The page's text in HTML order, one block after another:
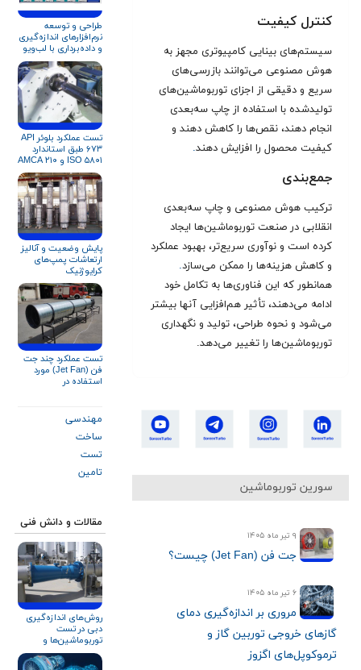
کنترل کیفیت
سیستم‌های بینایی کامپیوتری مجهز به
هوش مصنوعی می‌توانند بازرسی‌های
سریع و دقیقی از اجزای توربوماشین‌های
تولیدشده با استفاده از چاپ سه‌بعدی
انجام دهند، نقص‌ها را کاهش دهند و
کیفیت محصول را افزایش دهند.
جمع‌بندی
ترکیب هوش مصنوعی و چاپ سه‌بعدی
انقلابی در صنعت توربوماشین‌ها ایجاد
کرده است و نوآوری سریع‌تر، بهبود عملکرد
و کاهش هزینه‌ها را ممکن می‌سازد.
همانطور که این فناوری‌ها به تکامل خود
ادامه می‌دهند، تأثیر هم‌افزایی آنها بیشتر
می‌شود و نحوه طراحی، تولید و نگهداری
توربوماشین‌ها را تغییر می‌دهد.
سورین توربوماشین
۹ تیر ماه ۱۴۰۵
جت فن (Jet Fan) چیست؟
۶ تیر ماه ۱۴۰۵
مروری بر اندازه‌گیری دمای
گازهای خروجی توربین گاز و
ترموکوپل‌های اگزوز
طراحی و توسعه
نرم‌افزارهای اندازه‌گیری
و داده‌برداری با لب‌ویو
(LabVIEW)
تست عملکرد بلوئر API
۶۷۳ طبق استاندارد
ISO ۵۸۰۱ و AMCA ۲۱۰
پایش وضعیت و آنالیز
ارتعاشات پمپ‌های
کرایوژنیک
تست عملکرد چند جت
فن (Jet Fan) مورد
استفاده در
مهندسی
ساخت
تست
تامین
مقالات و دانش فنی
روش‌های اندازه‌گیری
دبی در تست
توربوماشین‌ها و
تجهیزات دوار